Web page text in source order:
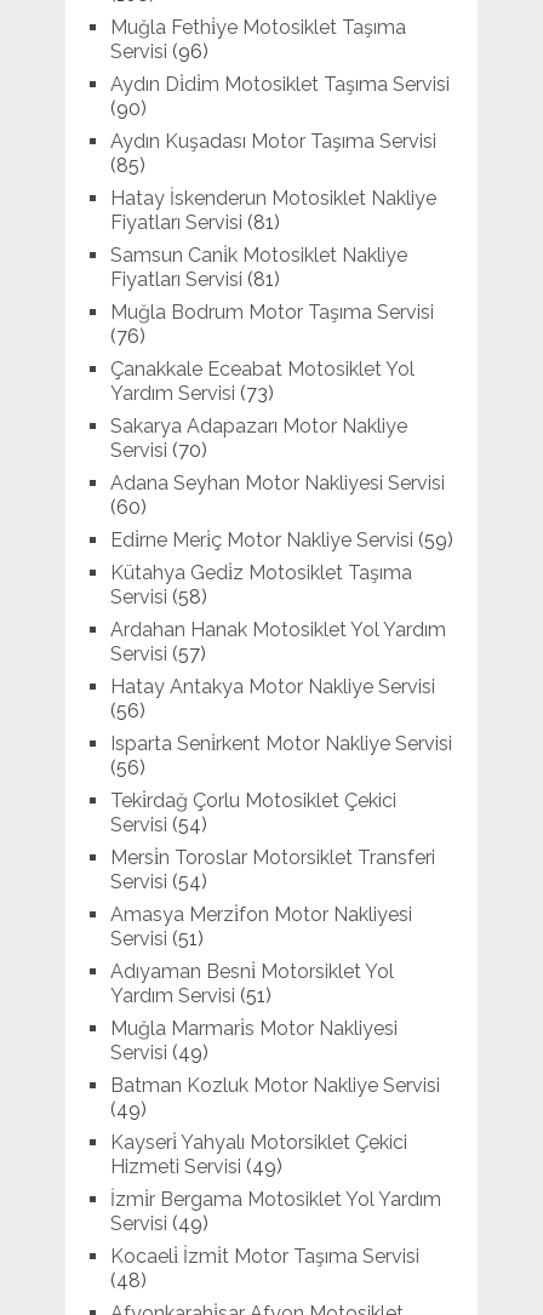
Muğla Fethi̇ye Motosiklet Taşıma
Servisi (96)
Aydın Di̇di̇m Motosiklet Taşıma Servisi
(90)
Aydın Kuşadası Motor Taşıma Servisi
(85)
Hatay İskenderun Motosiklet Nakliye
Fiyatları Servisi (81)
Samsun Cani̇k Motosiklet Nakliye
Fiyatları Servisi (81)
Muğla Bodrum Motor Taşıma Servisi
(76)
Çanakkale Eceabat Motosiklet Yol
Yardım Servisi (73)
Sakarya Adapazarı Motor Nakliye
Servisi (70)
Adana Seyhan Motor Nakliyesi Servisi
(60)
Edi̇rne Meri̇ç Motor Nakliye Servisi (59)
Kütahya Gedi̇z Motosiklet Taşıma
Servisi (58)
Ardahan Hanak Motosiklet Yol Yardım
Servisi (57)
Hatay Antakya Motor Nakliye Servisi
(56)
Isparta Seni̇rkent Motor Nakliye Servisi
(56)
Teki̇rdağ Çorlu Motosiklet Çekici
Servisi (54)
Mersi̇n Toroslar Motorsiklet Transferi
Servisi (54)
Amasya Merzi̇fon Motor Nakliyesi
Servisi (51)
Adıyaman Besni̇ Motorsiklet Yol
Yardım Servisi (51)
Muğla Marmari̇s Motor Nakliyesi
Servisi (49)
Batman Kozluk Motor Nakliye Servisi
(49)
Kayseri̇ Yahyalı Motorsiklet Çekici
Hizmeti Servisi (49)
İzmi̇r Bergama Motosiklet Yol Yardım
Servisi (49)
Kocaeli̇ İzmi̇t Motor Taşıma Servisi
(48)